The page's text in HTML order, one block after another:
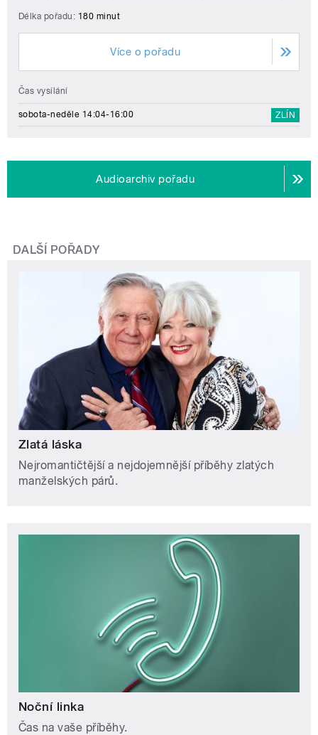
Délka pořadu: 180 minut
Více o pořadu
Čas vysílání
sobota-neděle 14:04-16:00 ZLÍN
Audioarchiv pořadu
DALŠÍ POŘADY
Zlatá láska
Nejromantičtější a nejdojemnější příběhy zlatých
manželských párů.
Noční linka
Čas na vaše příběhy.